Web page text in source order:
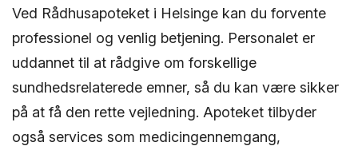
Ved Rådhusapoteket i Helsinge kan du forvente
professionel og venlig betjening. Personalet er
uddannet til at rådgive om forskellige
sundhedsrelaterede emner, så du kan være sikker
på at få den rette vejledning. Apoteket tilbyder
også services som medicingennemgang,